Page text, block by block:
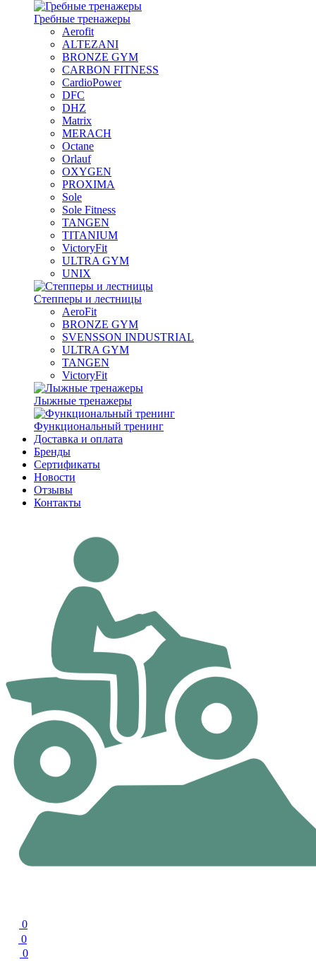
Гребные тренажеры
Aerofit
ALTEZANI
BRONZE GYM
CARBON FITNESS
CardioPower
DFC
DHZ
Matrix
MERACH
Octane
Orlauf
OXYGEN
PROXIMA
Sole
Sole Fitness
TANGEN
TITANIUM
VictoryFit
ULTRA GYM
UNIX
Степперы и лестницы
AeroFit
BRONZE GYM
SVENSSON INDUSTRIAL
ULTRA GYM
TANGEN
VictoryFit
Лыжные тренажеры
Функциональный тренинг
Доставка и оплата
Бренды
Сертификаты
Новости
Отзывы
Контакты
0
0
0